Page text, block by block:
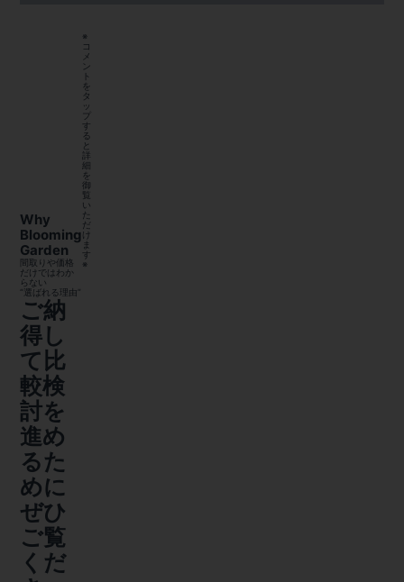
Why
Blooming
Garden
間取りや価格
だけではわか
らない
“選ばれる理由”
ご納
得し
て比
較検
討を
進め
るた
めに
ぜひ
ご覧
くだ
※
コ
メ
ン
ト
を
タ
ッ
プ
す
る
と
詳
細
を
御
覧
い
た
だ
け
ま
す
※